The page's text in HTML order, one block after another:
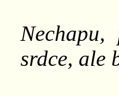
srdce, ale